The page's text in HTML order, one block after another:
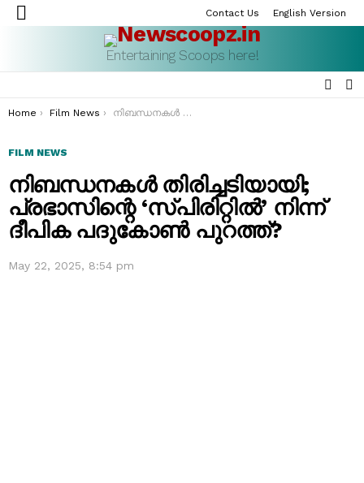
Menu
Contact Us English Version
Entertaining Scoops here!
You are here:
Home Film News നിബന്ധനകൾ തിരിച്ചടിയായി; പ്രഭാസിന്റെ ‘സ്പിരിറ്റിൽ’ നിന്ന് ദീപിക പദുകോൺ പുറത്ത്?
FILM NEWS
നിബന്ധനകൾ തിരിച്ചടിയായി;
പ്രഭാസിന്റെ ‘സ്പിരിറ്റിൽ’ നിന്ന്
ദീപിക പദുകോൺ പുറത്ത്?
May 22, 2025, 8:54 pm